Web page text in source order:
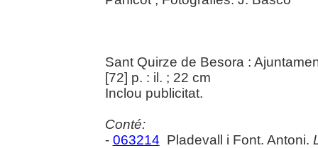
Sant Quirze de Besora :
[72] p. : il. ; 22 cm
Inclou publicitat.
Conté:
- 063214 Pladevall i Font. Antoni.